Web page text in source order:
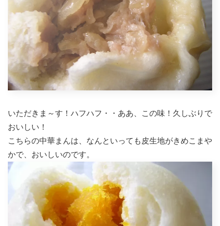
いただきま～す！ハフハフ・・ああ、この味！久しぶりで
おいしい！
こちらの中華まんは、なんといっても皮生地がきめこまや
かで、おいしいのです。